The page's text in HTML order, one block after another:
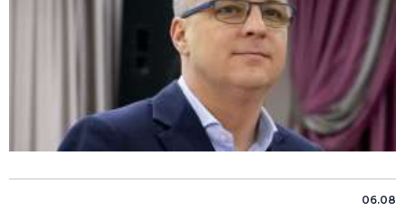
06.08